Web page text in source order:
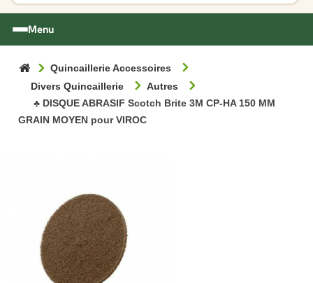
Menu
Quincaillerie Accessoires
Divers Quincaillerie
Autres
♣ DISQUE ABRASIF Scotch Brite 3M CP-HA 150 MM
GRAIN MOYEN pour VIROC